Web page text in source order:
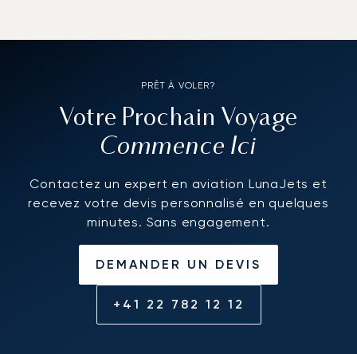
PRÊT À VOLER?
Votre Prochain Voyage
Commence Ici
Contactez un expert en aviation LunaJets et
recevez votre devis personnalisé en quelques
minutes. Sans engagement.
DEMANDER UN DEVIS
+41 22 782 12 12